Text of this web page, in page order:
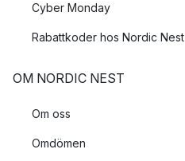
Cyber Monday
Rabattkoder hos Nordic Nest
OM NORDIC NEST
Om oss
Omdömen